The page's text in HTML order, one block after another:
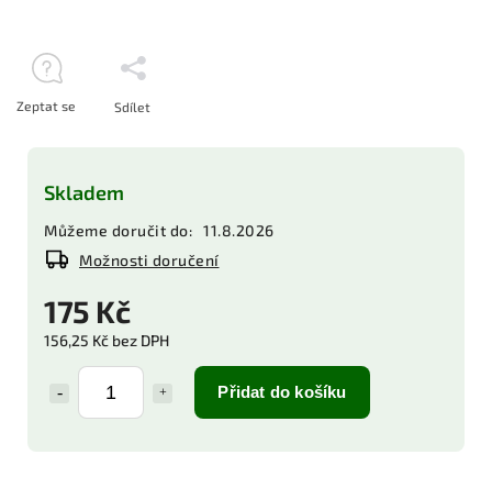
175 Kč
156,25 Kč bez DPH
Přidat do košíku
Skladem
Můžeme doručit do: 11.8.2026
Možnosti doručení
Zeptat se Sdílet